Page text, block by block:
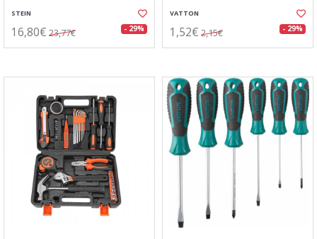
STEIN
16,80€ 23,77€ - 29%
VATTON
1,52€ 2,15€ - 29%